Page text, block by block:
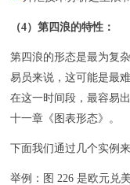
（4）第四浪的特性：
第四浪的形态是最为复
易员来说，这可能是最
在这一时间段，最容易
十一章《图表形态》。
下面我们通过几个实例
举例：图 226 是欧元兑